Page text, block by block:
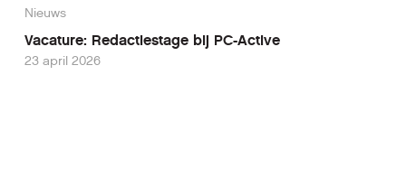
Nieuws
Vacature: Redactiestage bij PC-Active
23 april 2026